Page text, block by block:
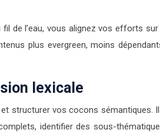
de l’eau, vous alignez vos efforts
plus evergreen, moins
lexicale
structurer vos cocons
identifier des sous-